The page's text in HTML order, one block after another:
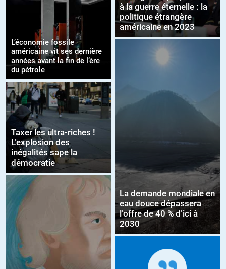
L’économie fossile
américaine vit ses dernière
années avant la fin de l’ère
du pétrole
Taxer les ultra-riches !
L’explosion des
inégalités sape la
démocratie
à la guerre éternelle : la
politique étrangère
américaine en 2023
La demande mondiale en
eau douce dépassera
l’offre de 40 % d’ici à
2030